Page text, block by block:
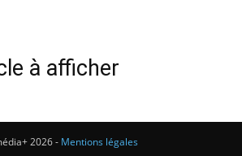
à afficher
2026 - Mentions légales